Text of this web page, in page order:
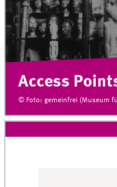
Access
© Foto: gemeinfrei (Museum